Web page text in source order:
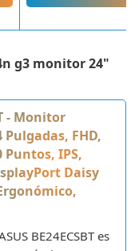
g3 monitor 24"
- Monitor
FHD,
IPS,
Daisy
BE24ECSBT es